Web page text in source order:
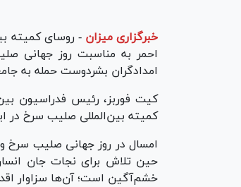
خبرگزاری میزان - روسای کمیته
احمر به مناسبت روز جهانی
امدادگران بشردوست حمله به
کیت فوربز، رئیس فدراسیون
کمیته بین‌المللی صلیب سرخ در
امسال در روز جهانی صلیب سرخ
حین تلاش برای نجات جان
خشم‌آگین است؛ آن‌ها سزاوار